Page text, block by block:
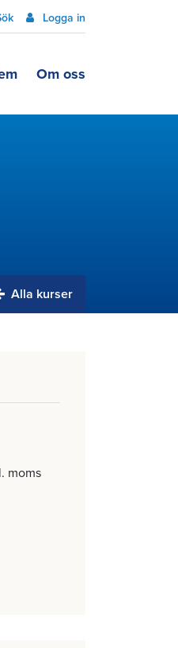
Logga in
Om oss
Alla kurser
moms